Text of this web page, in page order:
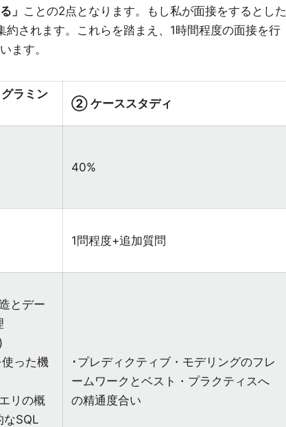
」 ことの2点となります。もし私が面接をするとした
約されます。これらを踏まえ、1時間程度の面接を行
ます。
ラミン
② ケーススタディ
40%
1問程度+追加質問
とデー
った機
リの概
なSQL
･プレディクティブ・モデリングのフレ
ームワークとベスト・プラクティスへ
の精通度合い